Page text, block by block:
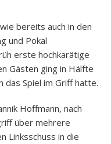
bereits auch in den
und Pokal
erste hochkarätige
Gästen ging in Hälfte
das Spiel im Griff hatte.
Hoffmann, nach
über mehrere
Linksschuss in die